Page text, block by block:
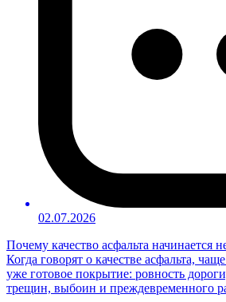
02.07.2026
Почему качество асфальта начинается
Когда говорят о качестве асфальта,
уже готовое покрытие: ровность
трещин, выбоин и преждевременного